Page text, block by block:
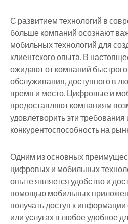
С развитием технологий в
больше компаний осознают
мобильных технологий для
клиентского опыта. В
ожидают от компаний
обслуживания, доступного в
время и место. Цифровые и
предоставляют компаниям
удовлетворить эти
конкурентоспособность на
Одним из основных
цифровых и мобильных
опыте является удобство и
помощью мобильных
получать доступ к
или услугах в любое удобное